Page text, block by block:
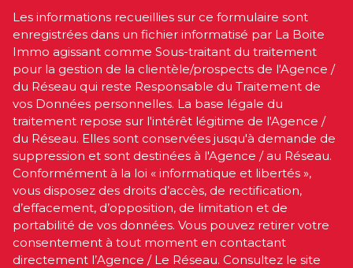
Les informations recueillies sur ce formulaire sont
enregistrées dans un fichier informatisé par La Boite
Immo agissant comme Sous-traitant du traitement
pour la gestion de la clientèle/prospects de l'Agence /
du Réseau qui reste Responsable du Traitement de
vos Données personnelles. La base légale du
traitement repose sur l'intérêt légitime de l'Agence /
du Réseau. Elles sont conservées jusqu'à demande de
suppression et sont destinées à l'Agence / au Réseau.
Conformément à la loi « informatique et libertés »,
vous disposez des droits d’accès, de rectification,
d’effacement, d’opposition, de limitation et de
portabilité de vos données. Vous pouvez retirer votre
consentement à tout moment en contactant
directement l’Agence / Le Réseau. Consultez le site